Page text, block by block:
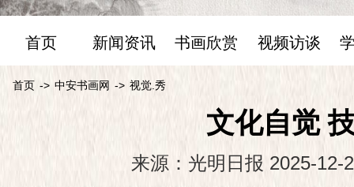
首页 新闻资讯 书画欣赏 视频访谈
首页 -> 中安书画网 -> 视觉.秀
文化自觉
来源：光明日报 2025-12-